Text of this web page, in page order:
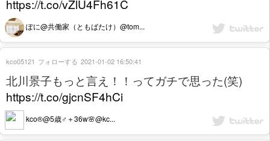
https://t.co/vZlU4Fh61C
ぽに@共働家（ともばたけ）@tom...
北川景子もっと言え！！ってガチで思った(笑)
https://t.co/gjcnSF4hCi
kco®︎@5歳♂＋36w🌸@kc...
kco05121 フォローする 2021-01-02 16:50:41